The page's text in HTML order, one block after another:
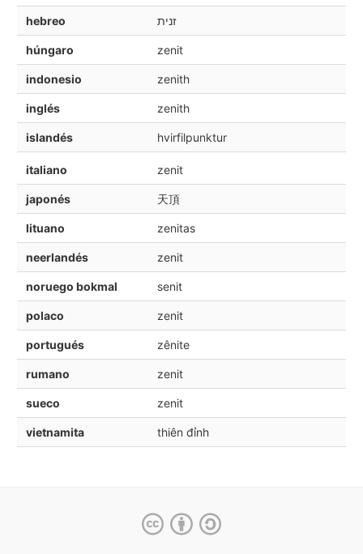
hebreo זנית
húngaro zenit
indonesio zenith
inglés zenith
islandés hvirfilpunktur
italiano zenit
japonés 天頂
lituano zenitas
neerlandés zenit
noruego bokmal senit
polaco zenit
portugués zênite
rumano zenit
sueco zenit
vietnamita thiên đỉnh